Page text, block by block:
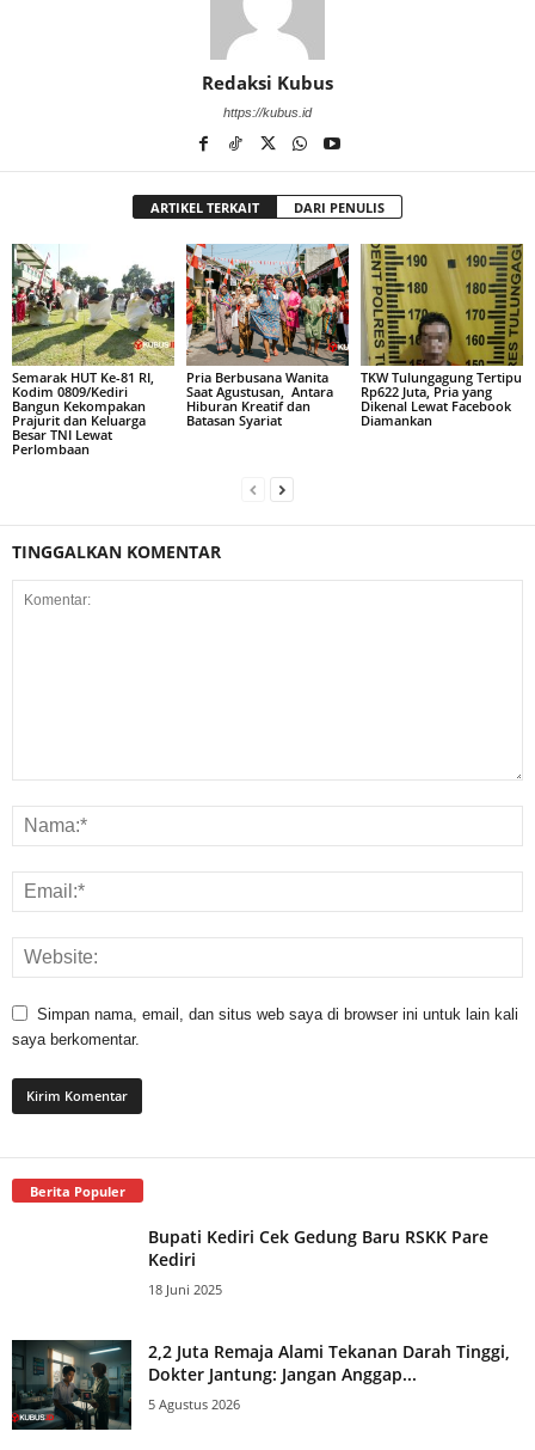
Redaksi Kubus
https://kubus.id
ARTIKEL TERKAIT DARI PENULIS
Semarak HUT Ke-81 RI,
Kodim 0809/Kediri
Bangun Kekompakan
Prajurit dan Keluarga
Besar TNI Lewat
Perlombaan
Pria Berbusana Wanita
Saat Agustusan, Antara
Hiburan Kreatif dan
Batasan Syariat
TKW Tulungagung Tertipu
Rp622 Juta, Pria yang
Dikenal Lewat Facebook
Diamankan
TINGGALKAN KOMENTAR
Simpan nama, email, dan situs web saya di browser ini untuk lain kali
saya berkomentar.
Berita Populer
Bupati Kediri Cek Gedung Baru RSKK Pare
Kediri
18 Juni 2025
2,2 Juta Remaja Alami Tekanan Darah Tinggi,
Dokter Jantung: Jangan Anggap...
5 Agustus 2026